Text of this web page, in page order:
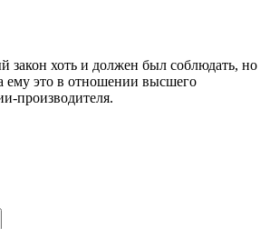
закон хоть и должен был соблюдать, но
ему это в отношении высшего
производителя.